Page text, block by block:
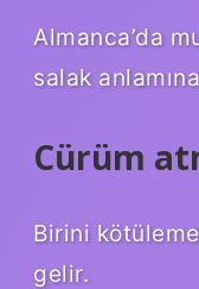
Almanca’da
salak
Cürüm
Birini
gelir.